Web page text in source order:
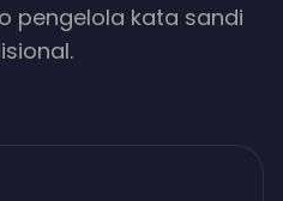
pengelola kata sandi